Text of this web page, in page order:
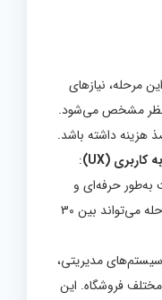
مرحله، نیازهای
نظر مشخص می‌شود.
:
حرفه‌ای و
مطابق با نیازهای کاربران. این مرحله می‌تواند بین 30
مدیریتی،
مختلف فروشگاه. این